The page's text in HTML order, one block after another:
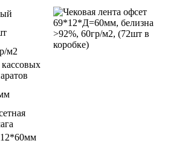
м2
кассовых